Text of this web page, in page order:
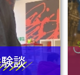
談